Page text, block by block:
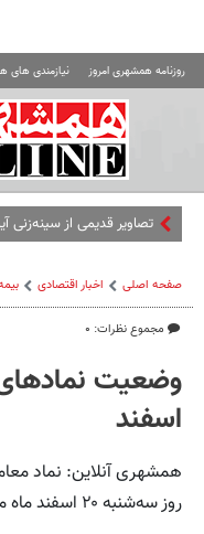
روزنامه همشهری امروز نیازمندی های
تصاویر قدیمی از سینه‌زنی
صفحه اصلی اخبار اقتصادی
مجموع نظرات: ۰
وضعیت
اسفند
همشهری آنلاین: نماد
روز سه‌شنبه ۲۰ اسفند ماه متوقف می‌شود.